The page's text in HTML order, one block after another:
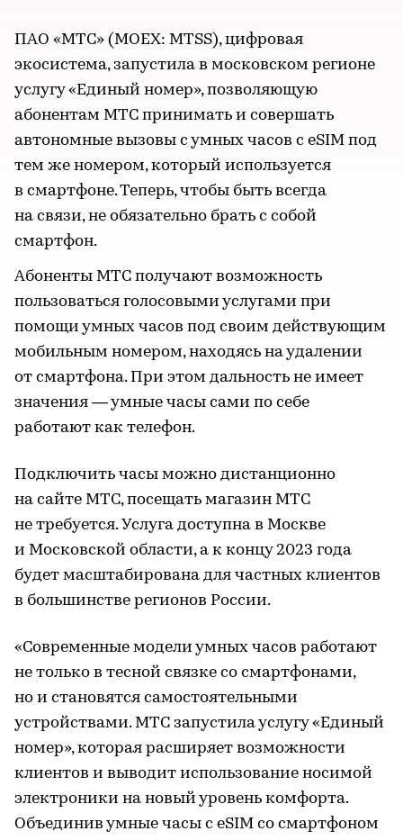
ПАО «МТС» (MOEX: MTSS), цифровая
экосистема, запустила в московском регионе
услугу «Единый номер», позволяющую
абонентам МТС принимать и совершать
автономные вызовы с умных часов с eSIM под
тем же номером, который используется
в смартфоне. Теперь, чтобы быть всегда
на связи, не обязательно брать с собой
смартфон.
Абоненты МТС получают возможность
пользоваться голосовыми услугами при
помощи умных часов под своим действующим
мобильным номером, находясь на удалении
от смартфона. При этом дальность не имеет
значения — умные часы сами по себе
работают как телефон.
Подключить часы можно дистанционно
на сайте МТС, посещать магазин МТС
не требуется. Услуга доступна в Москве
и Московской области, а к концу 2023 года
будет масштабирована для частных клиентов
в большинстве регионов России.
«Современные модели умных часов работают
не только в тесной связке со смартфонами,
но и становятся самостоятельными
устройствами. МТС запустила услугу «Единый
номер», которая расширяет возможности
клиентов и выводит использование носимой
электроники на новый уровень комфорта.
Объединив умные часы с eSIM со смартфоном